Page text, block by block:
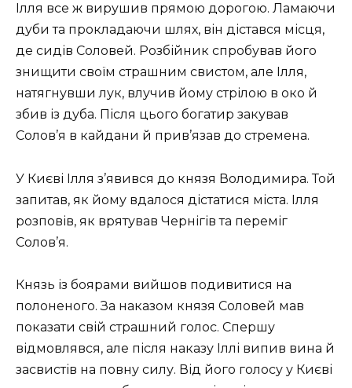
Ілля все ж вирушив прямою дорогою. Ламаючи
дуби та прокладаючи шлях, він дістався місця,
де сидів Соловей. Розбійник спробував його
знищити своїм страшним свистом, але Ілля,
натягнувши лук, влучив йому стрілою в око й
збив із дуба. Після цього богатир закував
Солов’я в кайдани й прив’язав до стремена.
У Києві Ілля з’явився до князя Володимира. Той
запитав, як йому вдалося дістатися міста. Ілля
розповів, як врятував Чернігів та переміг
Солов’я.
Князь із боярами вийшов подивитися на
полоненого. За наказом князя Соловей мав
показати свій страшний голос. Спершу
відмовлявся, але після наказу Іллі випив вина й
засвистів на повну силу. Від його голосу у Києві